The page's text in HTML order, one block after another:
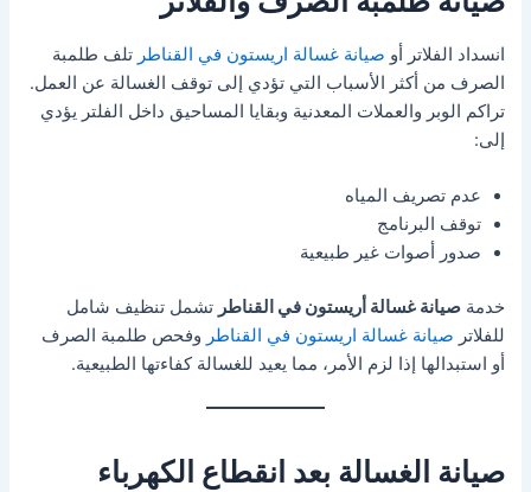
انسداد الفلاتر أو صيانة غسالة اريستون في القناطر تلف طلمبة
الصرف من أكثر الأسباب التي تؤدي إلى توقف الغسالة عن العمل.
تراكم الوبر والعملات المعدنية وبقايا المساحيق داخل الفلتر يؤدي
إلى:
عدم تصريف المياه
توقف البرنامج
صدور أصوات غير طبيعية
خدمةصيانة غسالة أريستون في القناطر تشمل تنظيف شامل
للفلاتر صيانة غسالة اريستون في القناطر وفحص طلمبة الصرف
أو استبدالها إذا لزم الأمر، مما يعيد للغسالة كفاءتها الطبيعية.
صيانة الغسالة بعد انقطاع الكهرباء